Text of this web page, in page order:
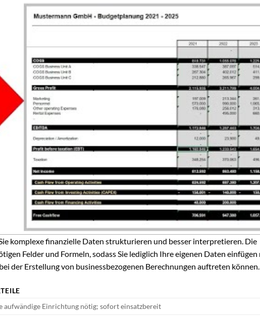
komplexe finanzielle Daten strukturieren und besser interpretieren. Die
Felder und Formeln, sodass Sie lediglich Ihre eigenen Daten einfügen
der Erstellung von businessbezogenen Berechnungen auftreten können.
aufwändige Einrichtung nötig; sofort einsatzbereit